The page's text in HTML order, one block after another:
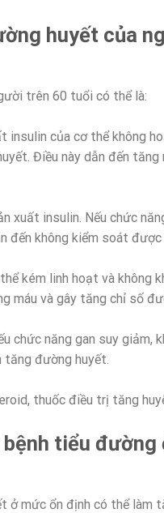
huyết của
trên 60 tuổi có thể là:
insulin của cơ thể không
Điều này dẫn đến
xuất insulin. Nếu chức
đến không kiểm soát
kém linh hoạt và không
máu và gây tăng chỉ số
chức năng gan suy giảm,
tăng đường huyết.
thuốc điều trị tăng
tiểu
mức ổn định có thể làm